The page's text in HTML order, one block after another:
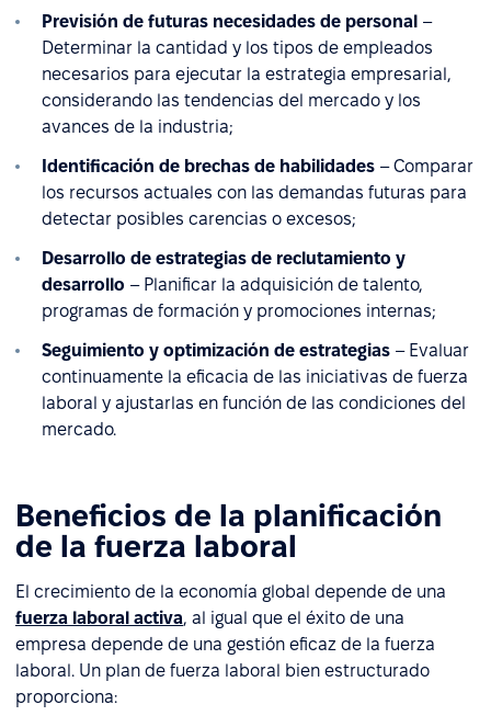
Previsión de futuras necesidades de personal –
Determinar la cantidad y los tipos de empleados
necesarios para ejecutar la estrategia empresarial,
considerando las tendencias del mercado y los
avances de la industria;
Identificación de brechas de habilidades – Comparar
los recursos actuales con las demandas futuras para
detectar posibles carencias o excesos;
Desarrollo de estrategias de reclutamiento y
desarrollo – Planificar la adquisición de talento,
programas de formación y promociones internas;
Seguimiento y optimización de estrategias – Evaluar
continuamente la eficacia de las iniciativas de fuerza
laboral y ajustarlas en función de las condiciones del
mercado.
Beneficios de la planificación
de la fuerza laboral
El crecimiento de la economía global depende de una
fuerza laboral activa, al igual que el éxito de una
empresa depende de una gestión eficaz de la fuerza
laboral. Un plan de fuerza laboral bien estructurado
proporciona: